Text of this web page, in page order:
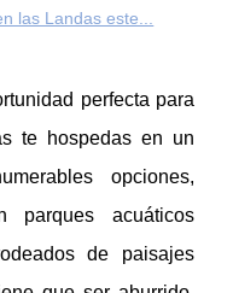
las Landas este...
perfecta para
te hospedas en un
opciones,
parques acuáticos
de paisajes